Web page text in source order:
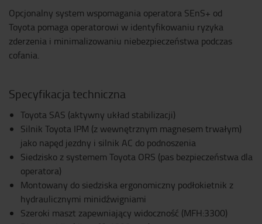
Opcjonalny system wspomagania operatora SEnS+ od
Toyota pomaga operatorowi w identyfikowaniu ryzyka
zderzenia i minimalizowaniu niebezpieczeństwa podczas
cofania.
Specyfikacja techniczna
Toyota SAS (aktywny układ stabilizacji)
Silnik Toyota IPM (z wewnętrznym magnesem trwałym)
jako napęd jezdny i silnik AC do podnoszenia
Siedzisko z systemem Toyota ORS (pas bezpieczeństwa dla
operatora)
Montowany do siedziska ergonomiczny podłokietnik z
hydraulicznymi minidźwigniami
Szeroki maszt zapewniający widoczność (MFH:3300)